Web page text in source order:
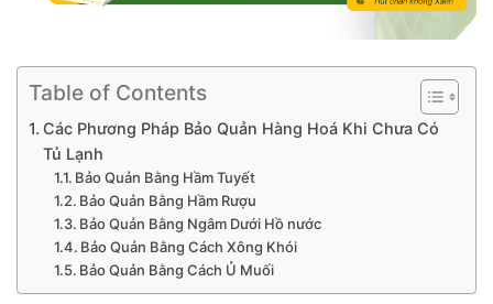
Table of Contents
Các Phương Pháp Bảo Quản Hàng Hoá Khi Chưa Có
Tủ Lạnh
Bảo Quản Bằng Hầm Tuyết
Bảo Quản Bằng Hầm Rượu
Bảo Quản Bằng Ngâm Dưới Hồ nước
Bảo Quản Bằng Cách Xông Khói
Bảo Quản Bằng Cách Ủ Muối